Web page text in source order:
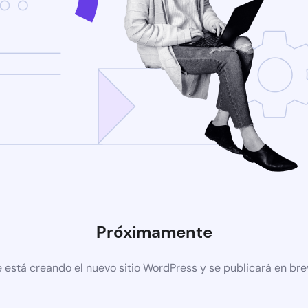
Próximamente
está creando el nuevo sitio WordPress y se publicará en